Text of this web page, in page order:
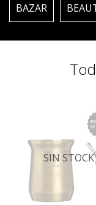
BAZAR
SIN STOCK